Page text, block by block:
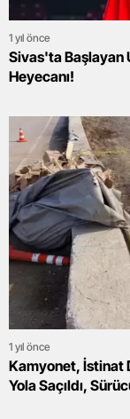
1 yıl önce
Sivas'ta Başlayan
Heyecanı!
1 yıl önce
Kamyonet, İstinat
Yola Saçıldı,